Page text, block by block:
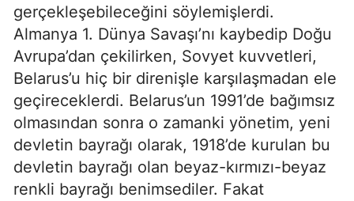
gerçekleşebileceğini söylemişlerdi.
Almanya 1. Dünya Savaşı’nı kaybedip Doğu
Avrupa’dan çekilirken, Sovyet kuvvetleri,
Belarus’u hiç bir direnişle karşılaşmadan ele
geçireceklerdi. Belarus’un 1991’de bağımsız
olmasından sonra o zamanki yönetim, yeni
devletin bayrağı olarak, 1918’de kurulan bu
devletin bayrağı olan beyaz-kırmızı-beyaz
renkli bayrağı benimsediler. Fakat